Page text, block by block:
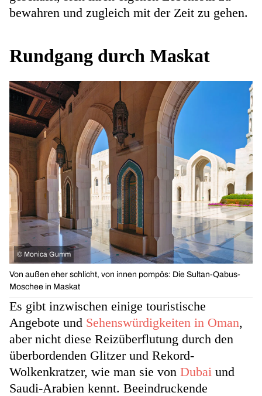
bewahren und zugleich mit der Zeit zu gehen.
Rundgang durch Maskat
© Monica Gumm
Von außen eher schlicht, von innen pompös: Die Sultan-Qabus-
Moschee in Maskat
Es gibt inzwischen einige touristische
Angebote und Sehenswürdigkeiten in Oman,
aber nicht diese Reizüberflutung durch den
überbordenden Glitzer und Rekord-
Wolkenkratzer, wie man sie von Dubai und
Saudi-Arabien kennt. Beeindruckende